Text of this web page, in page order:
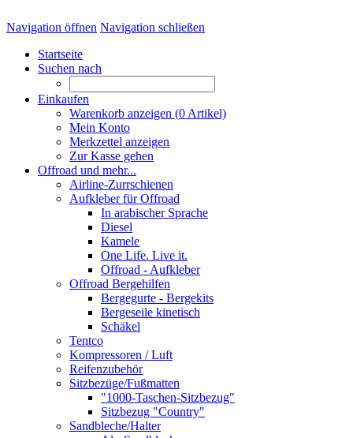
Navigation öffnen Navigation schließen
Startseite
Suchen nach
Einkaufen
Warenkorb anzeigen (0 Artikel)
Mein Konto
Merkzettel anzeigen
Zur Kasse gehen
Offroad und mehr...
Airline-Zurrschienen
Aufkleber für Offroad
In arabischer Sprache
Diesel
Kamele
One Life. Live it.
Offroad - Aufkleber
Offroad Bergehilfen
Bergegurte - Bergekits
Bergeseile kinetisch
Schäkel
Tentco
Kompressoren / Luft
Reifenzubehör
Sitzbezüge/Fußmatten
"1000-Taschen-Sitzbezug"
Sitzbezug "Country"
Sandbleche/Halter